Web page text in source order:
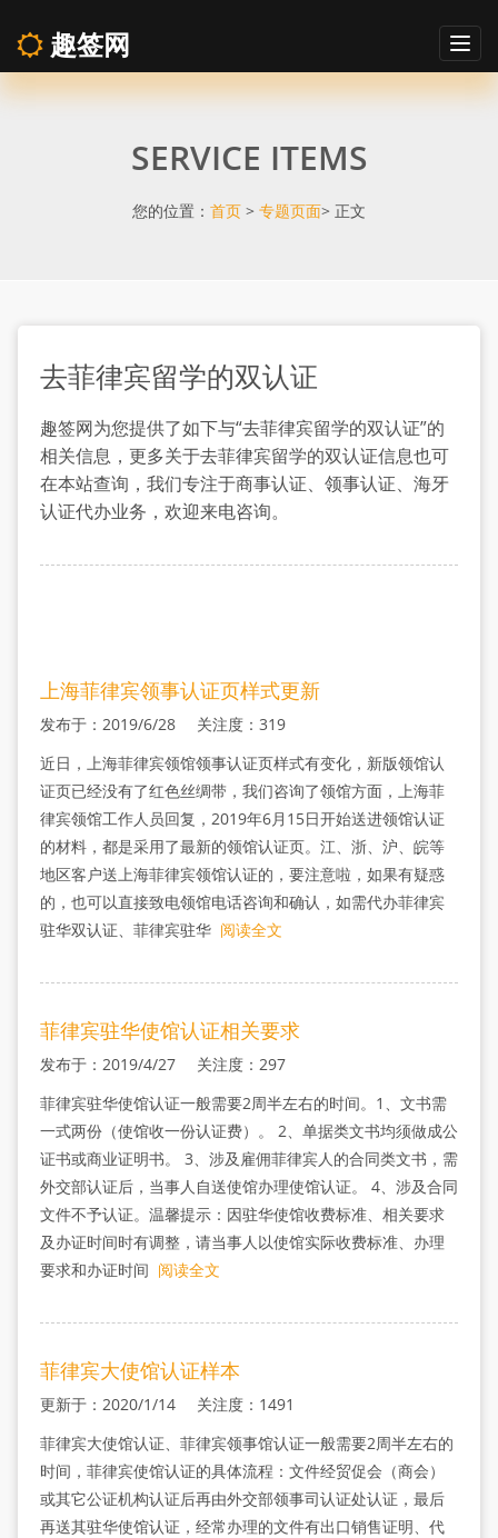
去
留
学
的
双
认
趣签网
SERVICE ITEMS
您的位置： 首页 > 专题页面> 正文
去菲律宾留学的双认证
趣签网为您提供了如下与“去菲律宾留学的双认证”的
相关信息，更多关于去菲律宾留学的双认证信息也可
在本站查询，我们专注于商事认证、领事认证、海牙
认证代办业务，欢迎来电咨询。
上海菲律宾领事认证页样式更新
发布于：2019/6/28 关注度：319
近日，上海菲律宾领馆领事认证页样式有变化，新版领馆认
证页已经没有了红色丝绸带，我们咨询了领馆方面，上海菲
律宾领馆工作人员回复，2019年6月15日开始送进领馆认证
的材料，都是采用了最新的领馆认证页。江、浙、沪、皖等
地区客户送上海菲律宾领馆认证的，要注意啦，如果有疑惑
的，也可以直接致电领馆电话咨询和确认，如需代办菲律宾
驻华双认证、菲律宾驻华 阅读全文
菲律宾驻华使馆认证相关要求
发布于：2019/4/27 关注度：297
菲律宾驻华使馆认证一般需要2周半左右的时间。1、文书需
一式两份（使馆收一份认证费）。 2、单据类文书均须做成公
证书或商业证明书。 3、涉及雇佣菲律宾人的合同类文书，需
外交部认证后，当事人自送使馆办理使馆认证。 4、涉及合同
文件不予认证。温馨提示：因驻华使馆收费标准、相关要求
及办证时间时有调整，请当事人以使馆实际收费标准、办理
要求和办证时间 阅读全文
菲律宾大使馆认证样本
更新于：2020/1/14 关注度：1491
菲律宾大使馆认证、菲律宾领事馆认证一般需要2周半左右的
时间，菲律宾使馆认证的具体流程：文件经贸促会（商会）
或其它公证机构认证后再由外交部领事司认证处认证，最后
再送其驻华使馆认证，经常办理的文件有出口销售证明、代